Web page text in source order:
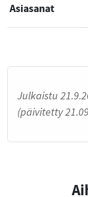
Asiasanat
Julkaistu
(päivitetty